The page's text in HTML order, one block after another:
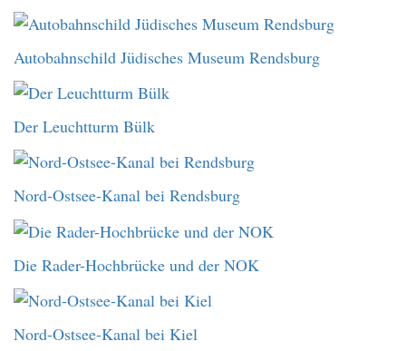
Autobahnschild Jüdisches Museum Rendsburg
Der Leuchtturm Bülk
Nord-Ostsee-Kanal bei Rendsburg
Die Rader-Hochbrücke und der NOK
Nord-Ostsee-Kanal bei Kiel